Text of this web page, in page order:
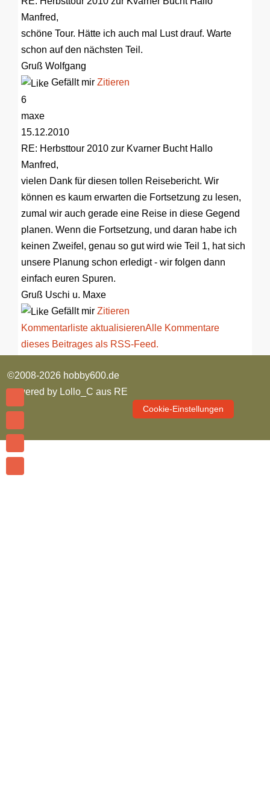
Manfred,
schöne Tour. Hätte ich auch mal Lust drauf. Warte
schon auf den nächsten Teil.
Gruß Wolfgang
Gefällt mir Zitieren
6
maxe
15.12.2010
RE: Herbsttour 2010 zur Kvarner BuchtHallo
Manfred,
vielen Dank für diesen tollen Reisebericht. Wir
können es kaum erwarten die Fortsetzung zu lesen,
zumal wir auch gerade eine Reise in diese Gegend
planen. Wenn die Fortsetzung, und daran habe ich
keinen Zweifel, genau so gut wird wie Teil 1, hat sich
unsere Planung schon erledigt - wir folgen dann
einfach euren Spuren.
Gruß Uschi u. Maxe
Gefällt mir Zitieren
Kommentarliste aktualisierenAlle Kommentare
dieses Beitrages als RSS-Feed.
©2008-2026 hobby600.de
powered by Lollo_C aus RE
Cookie-Einstellungen